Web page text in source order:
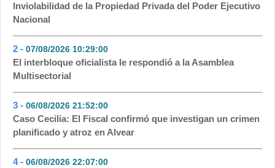
Inviolabilidad de la Propiedad Privada del Poder Ejecutivo
Nacional
2 - 07/08/2026 10:29:00
El interbloque oficialista le respondió a la Asamblea
Multisectorial
3 - 06/08/2026 21:52:00
Caso Cecilia: El Fiscal confirmó que investigan un crimen
planificado y atroz en Alvear
4 - 06/08/2026 22:07:00